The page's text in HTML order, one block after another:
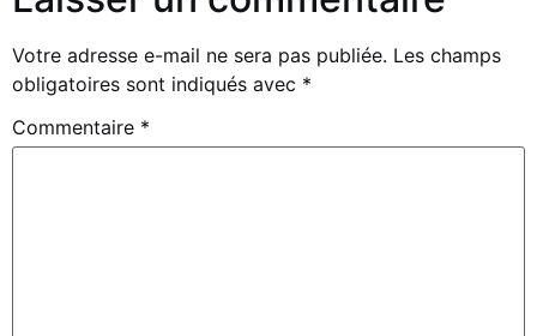
Votre adresse e-mail ne sera pas publiée. Les champs
obligatoires sont indiqués avec *
Commentaire *